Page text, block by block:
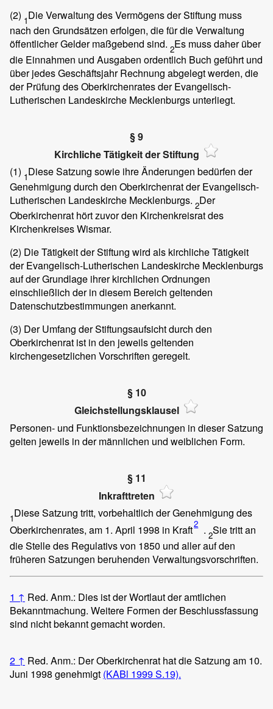
(2) 1Die Verwaltung des Vermögens der Stiftung muss
nach den Grundsätzen erfolgen, die für die Verwaltung
öffentlicher Gelder maßgebend sind. 2Es muss daher über
die Einnahmen und Ausgaben ordentlich Buch geführt und
über jedes Geschäftsjahr Rechnung abgelegt werden, die
der Prüfung des Oberkirchenrates der Evangelisch-
Lutherischen Landeskirche Mecklenburgs unterliegt.
§ 9
Kirchliche Tätigkeit der Stiftung
(1) 1Diese Satzung sowie ihre Änderungen bedürfen der
Genehmigung durch den Oberkirchenrat der Evangelisch-
Lutherischen Landeskirche Mecklenburgs. 2Der
Oberkirchenrat hört zuvor den Kirchenkreisrat des
Kirchenkreises Wismar.
(2) Die Tätigkeit der Stiftung wird als kirchliche Tätigkeit
der Evangelisch-Lutherischen Landeskirche Mecklenburgs
auf der Grundlage ihrer kirchlichen Ordnungen
einschließlich der in diesem Bereich geltenden
Datenschutzbestimmungen anerkannt.
(3) Der Umfang der Stiftungsaufsicht durch den
Oberkirchenrat ist in den jeweils geltenden
kirchengesetzlichen Vorschriften geregelt.
§ 10
Gleichstellungsklausel
Personen- und Funktionsbezeichnungen in dieser Satzung
gelten jeweils in der männlichen und weiblichen Form.
§ 11
Inkrafttreten
1Diese Satzung tritt, vorbehaltlich der Genehmigung des
Oberkirchenrates, am 1. April 1998 in Kraft2 .2Sie tritt an
die Stelle des Regulativs von 1850 und aller auf den
früheren Satzungen beruhenden Verwaltungsvorschriften.
1 ↑ Red. Anm.: Dies ist der Wortlaut der amtlichen
Bekanntmachung. Weitere Formen der Beschlussfassung
sind nicht bekannt gemacht worden.
2 ↑ Red. Anm.: Der Oberkirchenrat hat die Satzung am 10.
Juni 1998 genehmigt (KABl 1999 S.19).